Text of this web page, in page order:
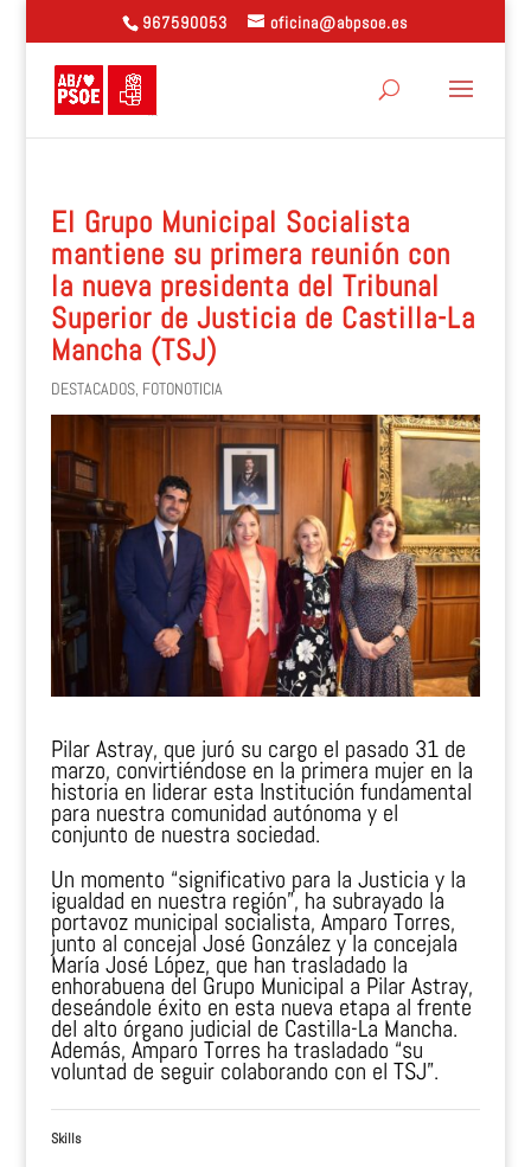
967590053 oficina@abpsoe.es
El Grupo Municipal Socialista
mantiene su primera reunión con
la nueva presidenta del Tribunal
Superior de Justicia de Castilla-La
Mancha (TSJ)
DESTACADOS, FOTONOTICIA
Pilar Astray, que juró su cargo el pasado 31 de
marzo, convirtiéndose en la primera mujer en la
historia en liderar esta Institución fundamental
para nuestra comunidad autónoma y el
conjunto de nuestra sociedad.
Un momento “significativo para la Justicia y la
igualdad en nuestra región”, ha subrayado la
portavoz municipal socialista, Amparo Torres,
junto al concejal José González y la concejala
María José López, que han trasladado la
enhorabuena del Grupo Municipal a Pilar Astray,
deseándole éxito en esta nueva etapa al frente
del alto órgano judicial de Castilla-La Mancha.
Además, Amparo Torres ha trasladado “su
voluntad de seguir colaborando con el TSJ”.
Skills